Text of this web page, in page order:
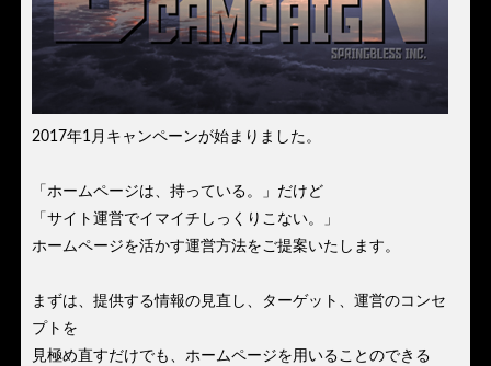
2017年1月キャンペーンが始まりました。
「ホームページは、持っている。」だけど
「サイト運営でイマイチしっくりこない。」
ホームページを活かす運営方法をご提案いたします。
まずは、提供する情報の見直し、ターゲット、運営のコンセ
プトを
見極め直すだけでも、ホームページを用いることのできる